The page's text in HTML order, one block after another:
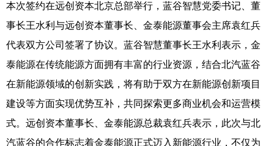
本次签约在远创资本北京总部举行，蓝谷智慧党委书记、董
事长王水利与远创资本董事长、金泰能源董事会主席袁红兵
代表双方公司签署了协议。蓝谷智慧董事长王水利表示，金
泰能源在传统能源方面拥有丰富的行业资源，结合北汽蓝谷
在新能源领域的创新实践，将有助于双方在新能源创新项目
建设等方面实现优势互补，共同探索更多商业机会和运营模
式。远创资本董事长、金泰能源总裁袁红兵表示，此次与北
汽蓝谷的合作标志着金泰能源正式迈入新能源行业，不仅为